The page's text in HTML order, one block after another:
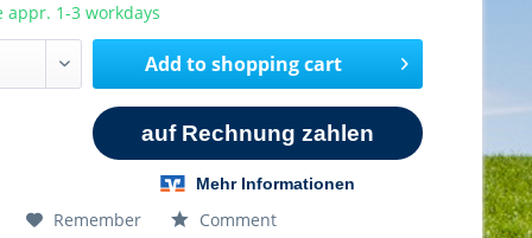
appr. 1-3 workdays
Add toshopping cart
Remember Comment